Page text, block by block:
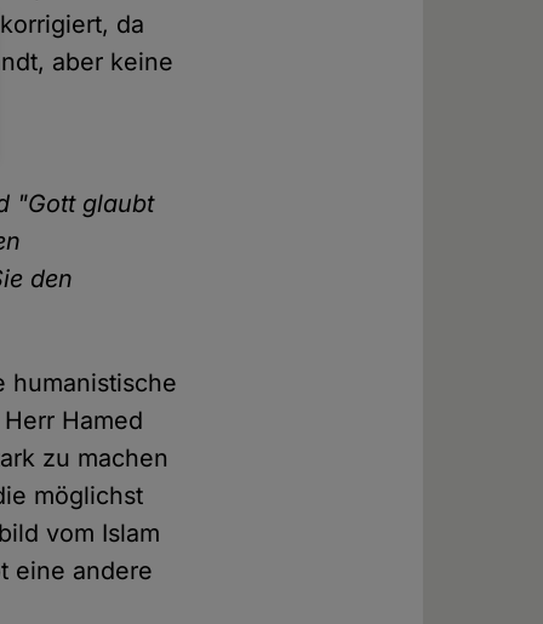
da
aber keine
"Gott glaubt
den
humanistische
Hamed
zu machen
möglichst
vom Islam
eine andere